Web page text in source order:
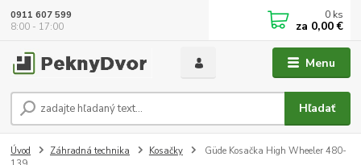
Menu
Hľadať
0911 607 599
8:00 - 17:00
0 ks
za 0,00 €
Úvod Záhradná technika Kosačky
Güde Kosačka High Wheeler 480-